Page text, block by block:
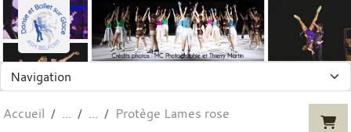
Accueil Protège Lames rose
Panneau de gestion des cookies